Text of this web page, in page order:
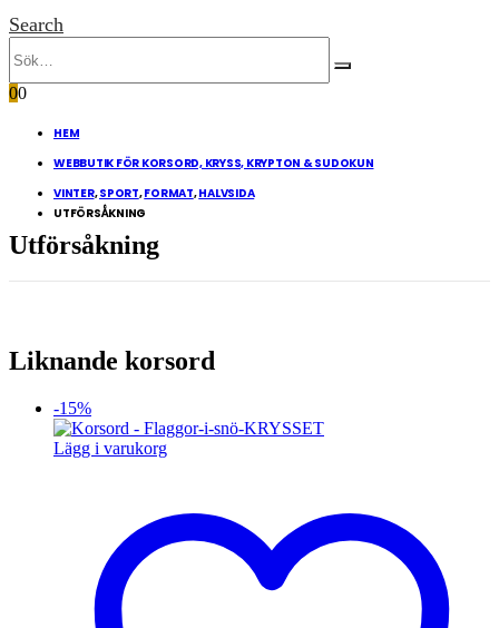
Search
00
HEM
WEBBUTIK FÖR KORSORD, KRYSS, KRYPTON & SUDOKUN
VINTER,SPORT,FORMAT,HALVSIDA
UTFÖRSÅKNING
Utförsåkning
Liknande korsord
-15%
Lägg i varukorg